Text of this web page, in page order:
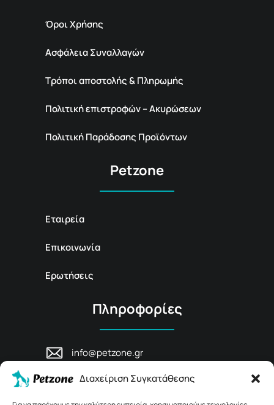
Διαχείριση Συγκατάθεσης
Όροι Χρήσης
Ασφάλεια Συναλλαγών
Τρόποι αποστολής & Πληρωμής
Πολιτική επιστροφών – Ακυρώσεων
Πολιτική Παράδοσης Προϊόντων
Petzone
Εταιρεία
Επικοινωνία
Ερωτήσεις
Πληροφορίες
info@petzone.gr
Ρέθυμνο, Κρήτη
+30 28311 81456